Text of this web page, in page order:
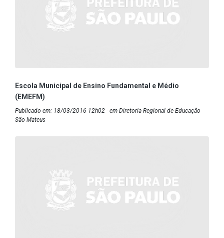
Escola Municipal de Ensino Fundamental e Médio
(EMEFM)
Publicado em: 18/03/2016 12h02 - em Diretoria Regional de Educação
São Mateus